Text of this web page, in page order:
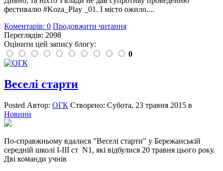
фестивалю #Koza_Play _01‬. І місто ожило....
Коментарів: 0 Продовжити читання
Переглядів: 2098
Оцінити цей запису блогу:
0
Веселі старти
Posted Автор: ОГК Створено: Субота, 23 травня 2015 в
Новини
По-справжньому вдалися "Веселі старти" у Бережанській
середній школі І-ІІІ ст N1, які відбулися 20 травня цього року.
Дві команди учнів